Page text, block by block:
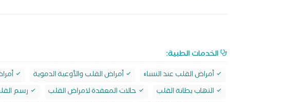
الخدمات الطبية:
أمراض القلب عند النساﺀ أمراض القلب والأوعية الدموية
التهاب بطانة القلب
حالات المعقدة لامراض القلب رسم